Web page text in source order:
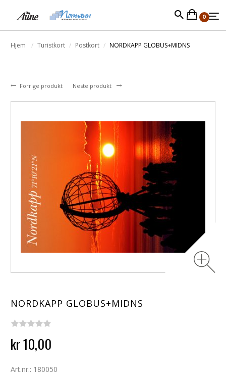
0
Hjem Turistkort Postkort NORDKAPP GLOBUS+MIDNS
Forrige produkt Neste produkt
NORDKAPP GLOBUS+MIDNS
kr 10,00
Art.nr.: 180050